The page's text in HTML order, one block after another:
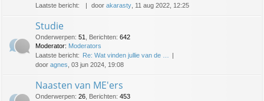
Laatste bericht:
door akarasty , 11 aug 2022, 12:25
Studie
Onderwerpen: 51 Berichten: 642
Moderator: Moderators
Laatste bericht: Re: Wat vinden jullie van de …
door agnes , 03 jun 2024, 19:08
Naasten van ME'ers
Onderwerpen: 26 Berichten: 453